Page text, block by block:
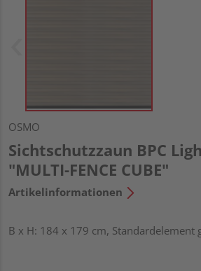
OSMO
Sichtschutzzaun BPC
"MULTI-FENCE CUBE"
Artikelinformationen
B x H: 184 x 179 cm, Standardelement